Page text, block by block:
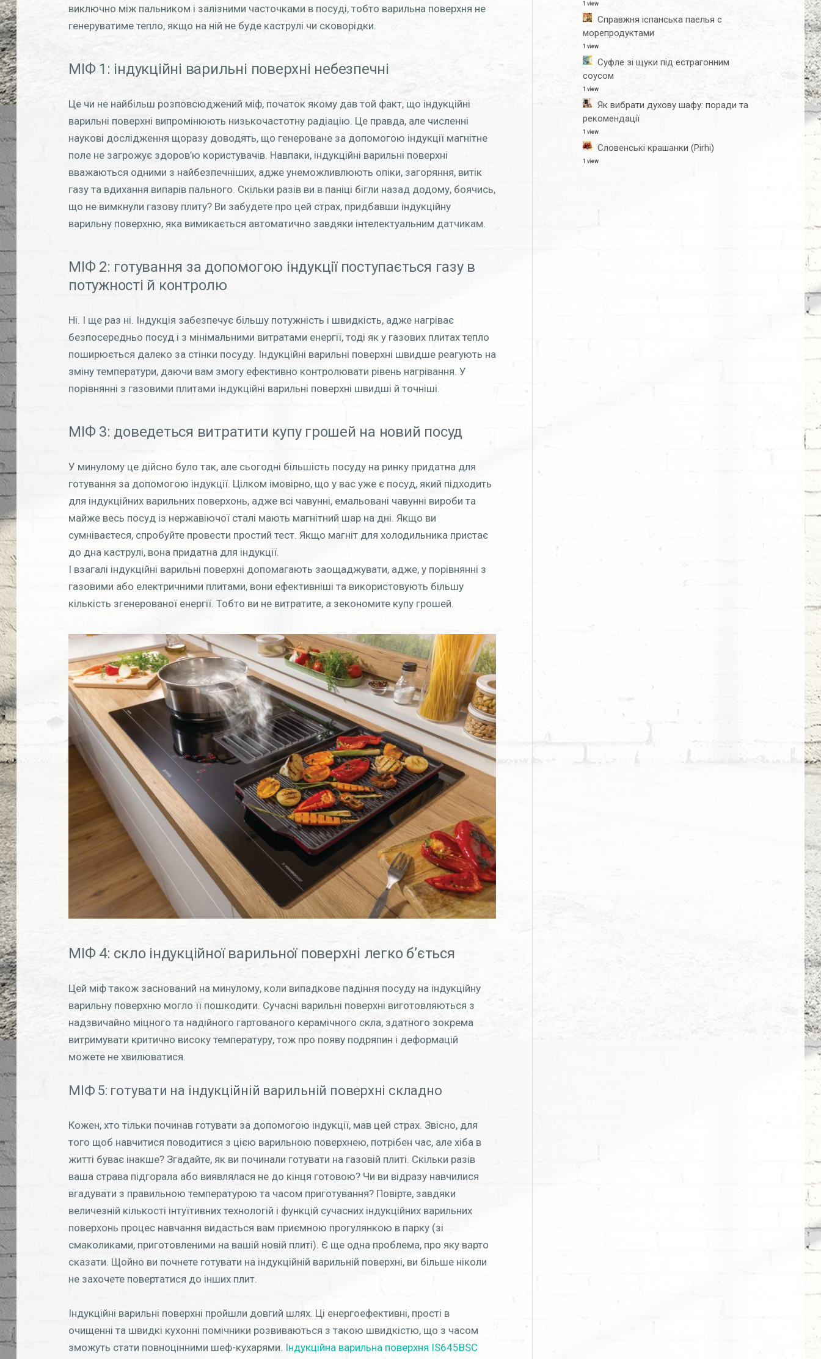
виключно між пальником і залізними часточками в посуді, тобто варильна поверхня не
генеруватиме тепло, якщо на ній не буде каструлі чи сковорідки.
МІФ 1: індукційні варильні поверхні небезпечні
Це чи не найбільш розповсюджений міф, початок якому дав той факт, що індукційні
варильні поверхні випромінюють низькочастотну радіацію. Це правда, але численні
наукові дослідження щоразу доводять, що генероване за допомогою індукції магнітне
поле не загрожує здоров’ю користувачів. Навпаки, індукційні варильні поверхні
вважаються одними з найбезпечніших, адже унеможливлюють опіки, загоряння, витік
газу та вдихання випарів пального. Скільки разів ви в паніці бігли назад додому, боячись,
що не вимкнули газову плиту? Ви забудете про цей страх, придбавши індукційну
варильну поверхню, яка вимикається автоматично завдяки інтелектуальним датчикам.
МІФ 2: готування за допомогою індукції поступається газу в
потужності й контролю
Ні. І ще раз ні. Індукція забезпечує більшу потужність і швидкість, адже нагріває
безпосередньо посуд і з мінімальними витратами енергії, тоді як у газових плитах тепло
поширюється далеко за стінки посуду. Індукційні варильні поверхні швидше реагують на
зміну температури, даючи вам змогу ефективно контролювати рівень нагрівання. У
порівнянні з газовими плитами індукційні варильні поверхні швидші й точніші.
МІФ 3: доведеться витратити купу грошей на новий посуд
У минулому це дійсно було так, але сьогодні більшість посуду на ринку придатна для
готування за допомогою індукції. Цілком імовірно, що у вас уже є посуд, який підходить
для індукційних варильних поверхонь, адже всі чавунні, емальовані чавунні вироби та
майже весь посуд із нержавіючої сталі мають магнітний шар на дні. Якщо ви
сумніваєтеся, спробуйте провести простий тест. Якщо магніт для холодильника пристає
до дна каструлі, вона придатна для індукції.
І взагалі індукційні варильні поверхні допомагають заощаджувати, адже, у порівнянні з
газовими або електричними плитами, вони ефективніші та використовують більшу
кількість згенерованої енергії. Тобто ви не витратите, а зекономите купу грошей.
МІФ 4: скло індукційної варильної поверхні легко б’ється
Цей міф також заснований на минулому, коли випадкове падіння посуду на індукційну
варильну поверхню могло її пошкодити. Сучасні варильні поверхні виготовляються з
надзвичайно міцного та надійного гартованого керамічного скла, здатного зокрема
витримувати критично високу температуру, тож про появу подряпин і деформацій
можете не хвилюватися.
МІФ 5: готувати на індукційній варильній поверхні складно
Кожен, хто тільки починав готувати за допомогою індукції, мав цей страх. Звісно, для
того щоб навчитися поводитися з цією варильною поверхнею, потрібен час, але хіба в
житті буває інакше? Згадайте, як ви починали готувати на газовій плиті. Скільки разів
ваша страва підгорала або виявлялася не до кінця готовою? Чи ви відразу навчилися
вгадувати з правильною температурою та часом приготування? Повірте, завдяки
величезній кількості інтуїтивних технологій і функцій сучасних індукційних варильних
поверхонь процес навчання видасться вам приємною прогулянкою в парку (зі
смаколиками, приготовленими на вашій новій плиті). Є ще одна проблема, про яку варто
сказати. Щойно ви почнете готувати на індукційній варильній поверхні, ви більше ніколи
не захочете повертатися до інших плит.
Індукційні варильні поверхні пройшли довгий шлях. Ці енергоефективні, прості в
очищенні та швидкі кухонні помічники розвиваються з такою швидкістю, що з часом
зможуть стати повноцінними шеф-кухарями. Індукційна варильна поверхня IS645BSC
1 view
Справжня іспанська паелья с
морепродуктами
1 view
Суфле зі щуки під естрагонним
соусом
1 view
Як вибрати духову шафу: поради та
рекомендації
1 view
Словенські крашанки (Pirhi)
1 view